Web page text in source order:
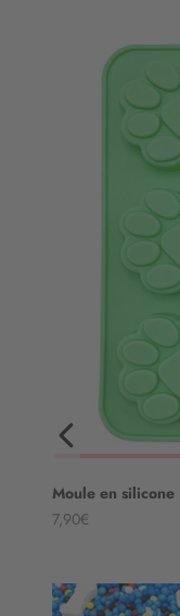
Moule en silicone
Angebot
7,90€